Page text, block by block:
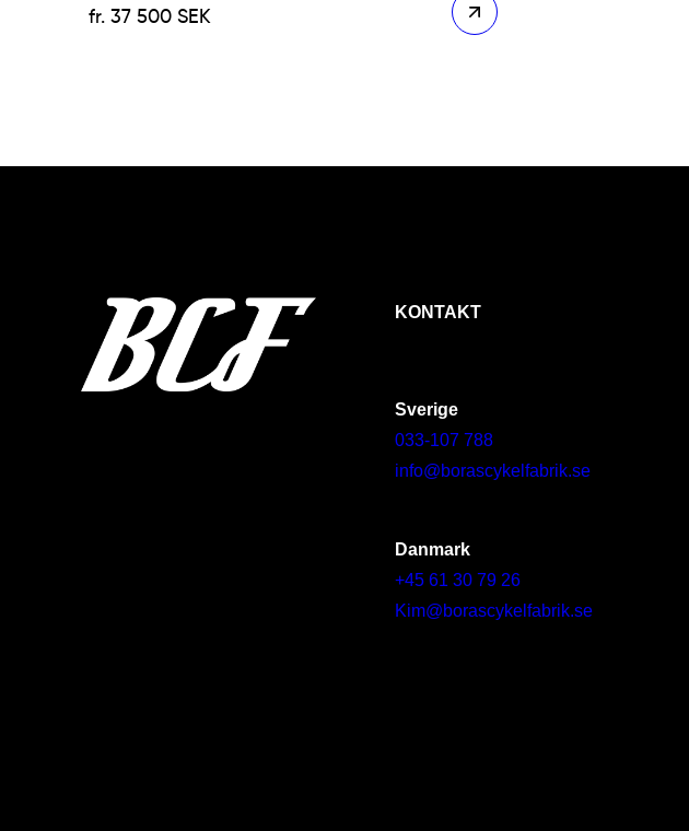
37 500SEK
KONTAKT
Sverige
033-107 788
info@borascykelfabrik.se
Danmark
+45 61 30 79 26
Kim@borascykelfabrik.se